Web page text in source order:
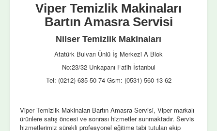
Viper Temizlik Makinaları
Bartın Amasra Servisi
Nilser Temizlik Makinaları
Atatürk Bulvarı Ünlü İş Merkezi A Blok
No:23/32 Unkapanı Fatih İstanbul
Tel: (0212) 635 50 74 Gsm: (0531) 560 13 62
Viper Temizlik Makinaları Bartın Amasra Servisi, Viper markalı
ürünlere satış öncesi ve sonrası hizmetler sunmaktadır. Servis
hizmetlerimiz sürekli profesyonel eğitime tabi tutulan ekip